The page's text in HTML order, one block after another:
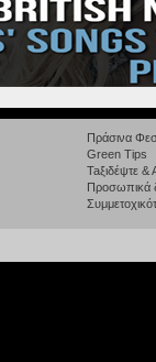
Πράσινα
Green Tips
Taξιδέψτε
Προσωπικά